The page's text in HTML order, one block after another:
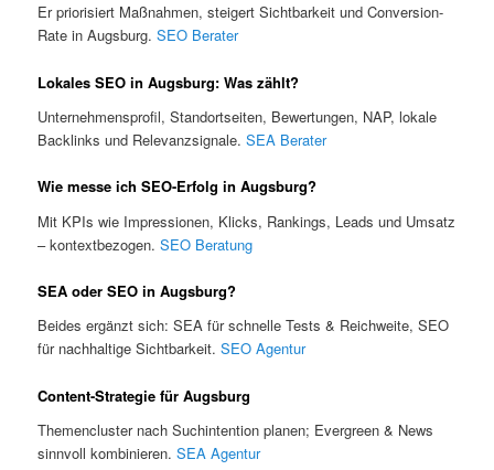
Er priorisiert Maßnahmen, steigert Sichtbarkeit und Conversion-
Rate in Augsburg.SEO Berater
Lokales SEO in Augsburg: Was zählt?
Unternehmensprofil, Standortseiten, Bewertungen, NAP, lokale
Backlinks und Relevanzsignale.SEA Berater
Wie messe ich SEO-Erfolg in Augsburg?
Mit KPIs wie Impressionen, Klicks, Rankings, Leads und Umsatz
– kontextbezogen.SEO Beratung
SEA oder SEO in Augsburg?
Beides ergänzt sich: SEA für schnelle Tests & Reichweite, SEO
für nachhaltige Sichtbarkeit.SEO Agentur
Content-Strategie für Augsburg
Themencluster nach Suchintention planen; Evergreen & News
sinnvoll kombinieren.SEA Agentur